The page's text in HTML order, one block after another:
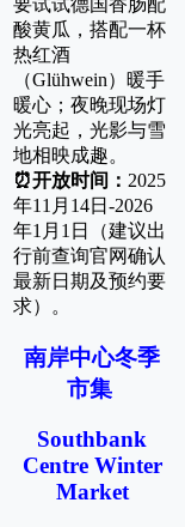
酸黄瓜，搭配一杯
热红酒
（Glühwein）暖手
暖心；夜晚现场灯
光亮起，光影与雪
地相映成趣。
⏰开放时间： 2025
年11月14日-2026
年1月1日（建议出
行前查询官网确认
最新日期及预约要
求）。
南岸中心冬季
市集
Southbank
Centre Winter
Market